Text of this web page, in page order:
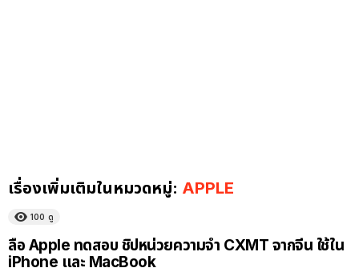
เรื่องเพิ่มเติมในหมวดหมู่: APPLE
100 ดู
ลือ Apple ทดสอบ ชิปหน่วยความจำ CXMT จากจีน ใช้ใน
iPhone และ MacBook